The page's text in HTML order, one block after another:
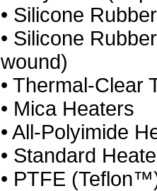
• Silicone
• Silicone
wound)
• Thermal-Clear
• Mica Heaters
• All-Polyimide
• Standard
• PTFE